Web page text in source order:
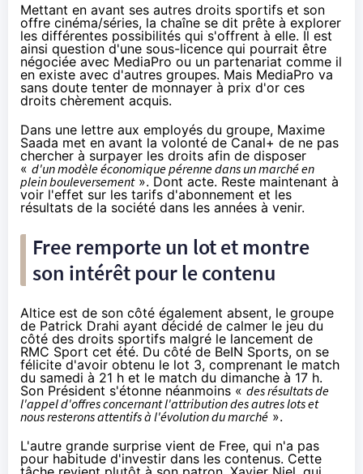
Mettant en avant ses autres droits sportifs et son
offre cinéma/séries, la chaîne se dit prête à explorer
les différentes possibilités qui s'offrent à elle. Il est
ainsi question d'une sous-licence qui pourrait être
négociée avec MediaPro ou un partenariat comme il
en existe avec d'autres groupes. Mais MediaPro va
sans doute tenter de monnayer à prix d'or ces
droits chèrement acquis.
Dans une lettre aux employés du groupe, Maxime
Saada met en avant la volonté de Canal+ de ne pas
chercher à surpayer les droits afin de disposer
« d'un modèle économique pérenne dans un marché en
plein bouleversement». Dont acte. Reste maintenant à
voir l'effet sur les tarifs d'abonnement et les
résultats de la société dans les années à venir.
Freeremporte un lot et montre
son intérêt pour le contenu
Altice est de son côté également absent, le groupe
de Patrick Drahi ayant décidé de calmer le jeu du
côté des droits sportifs malgré le lancement de
RMC Sport cet été. Du côté de BeIN Sports, on se
félicite d'avoir obtenu le lot 3, comprenant le match
du samedi à 21 h et le match du dimanche à 17 h.
Son Président s'étonne néanmoins « des résultats de
l'appel d'offres concernant l'attribution des autres lots et
nous resterons attentifs à l'évolution du marché ».
L'autre grande surprise vient de Free, qui n'a pas
pour habitude d'investir dans les contenus. Cette